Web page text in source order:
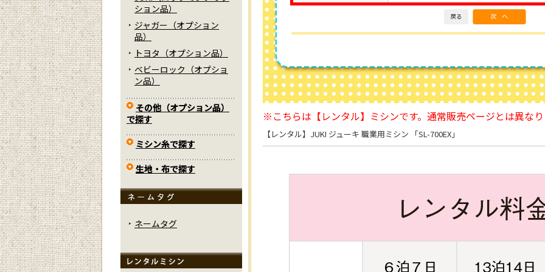
※こちらは【レンタル】ミシンです。通常販売ページとは異な
【レンタル】JUKI ジューキ 職業用ミシン 「SL-700EX」
ション品）
ジャガー（オプション
品）
トヨタ（オプション品）
ベビーロック（オプショ
ン品）
その他（オプション品）
で探す
ミシン糸で探す
生地・布で探す
ネームタグ